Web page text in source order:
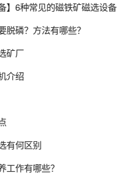
】6种常见的磁铁矿磁选设备
脱磷？方法有哪些？
矿厂
介绍
有何区别
工作有哪些？